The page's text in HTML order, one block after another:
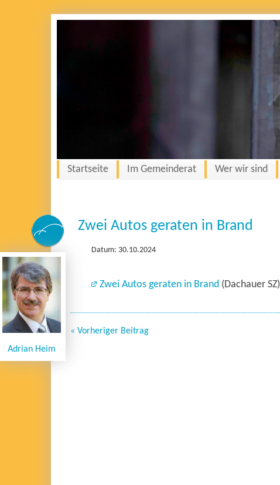
Startseite Im Gemeinderat Wer wir sind
Zwei Autos geraten in Brand
Datum: 30.10.2024
Adrian Heim
Zwei Autos geraten in Brand (Dachauer SZ)
« Vorheriger Beitrag